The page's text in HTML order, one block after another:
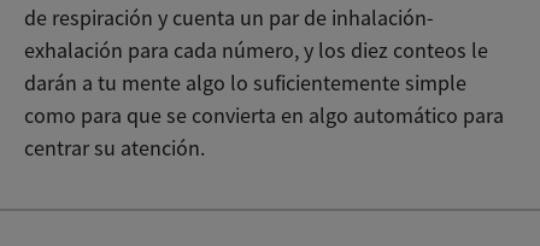
de respiración y cuenta un par de inhalación-
exhalación para cada número, y los diez conteos le
darán a tu mente algo lo suficientemente simple
como para que se convierta en algo automático para
centrar su atención.